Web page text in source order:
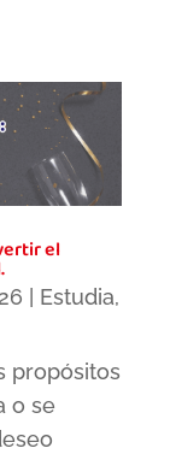
el
Estudia,
propósitos
o se